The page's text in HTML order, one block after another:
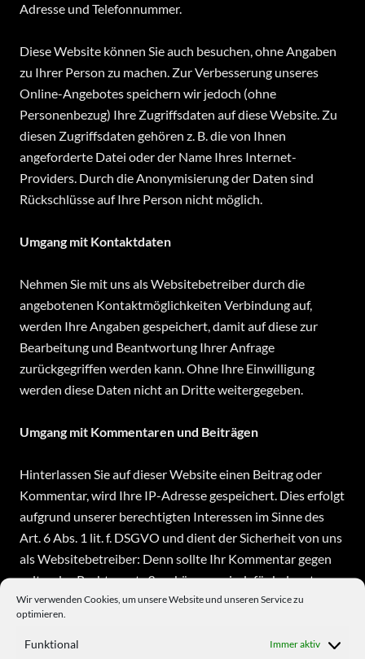
Wir verwenden Cookies, um unsere Website und unseren Service zu
optimieren.
Funktional Immer aktiv
Adresse und Telefonnummer.
Diese Website können Sie auch besuchen, ohne Angaben
zu Ihrer Person zu machen. Zur Verbesserung unseres
Online-Angebotes speichern wir jedoch (ohne
Personenbezug) Ihre Zugriffsdaten auf diese Website. Zu
diesen Zugriffsdaten gehören z. B. die von Ihnen
angeforderte Datei oder der Name Ihres Internet-
Providers. Durch die Anonymisierung der Daten sind
Rückschlüsse auf Ihre Person nicht möglich.
Umgang mit Kontaktdaten
Nehmen Sie mit uns als Websitebetreiber durch die
angebotenen Kontaktmöglichkeiten Verbindung auf,
werden Ihre Angaben gespeichert, damit auf diese zur
Bearbeitung und Beantwortung Ihrer Anfrage
zurückgegriffen werden kann. Ohne Ihre Einwilligung
werden diese Daten nicht an Dritte weitergegeben.
Umgang mit Kommentaren und Beiträgen
Hinterlassen Sie auf dieser Website einen Beitrag oder
Kommentar, wird Ihre IP-Adresse gespeichert. Dies erfolgt
aufgrund unserer berechtigten Interessen im Sinne des
Art. 6 Abs. 1 lit. f. DSGVO und dient der Sicherheit von uns
als Websitebetreiber: Denn sollte Ihr Kommentar gegen
geltendes Recht verstoßen, können wir dafür belangt
werden, weshalb wir ein Interesse an der Identität des
Kommentar- bzw. Beitragsautors haben.